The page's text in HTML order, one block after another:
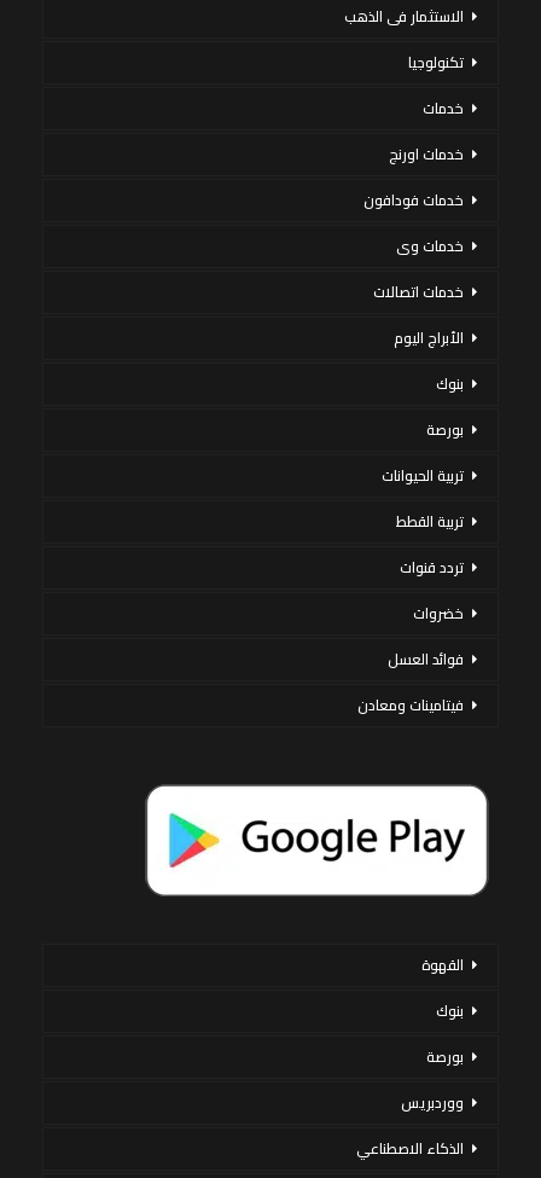
الاستثمار فى الذهب
تكنولوجيا
خدمات
خدمات اورنج
خدمات فودافون
خدمات وى
خدمات اتصالات
الأبراج اليوم
بنوك
بورصة
تربية الحيوانات
تربية القطط
تردد قنوات
خضروات
فوائد العسل
فيتامينات ومعادن
القهوة
بنوك
بورصة
ووردبريس
الذكاء الاصطناعي